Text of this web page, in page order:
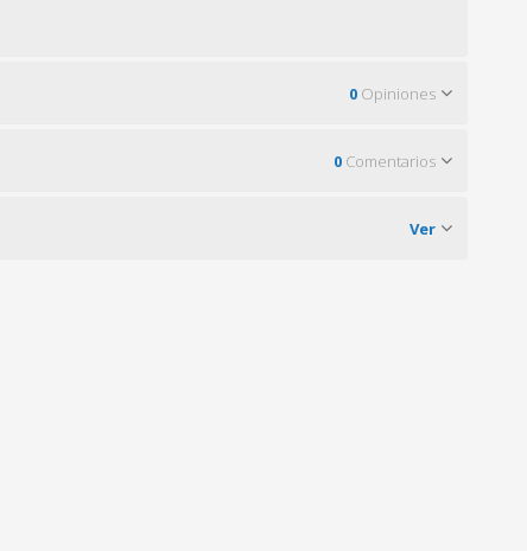
0 Opiniones
0 Comentarios
Ver